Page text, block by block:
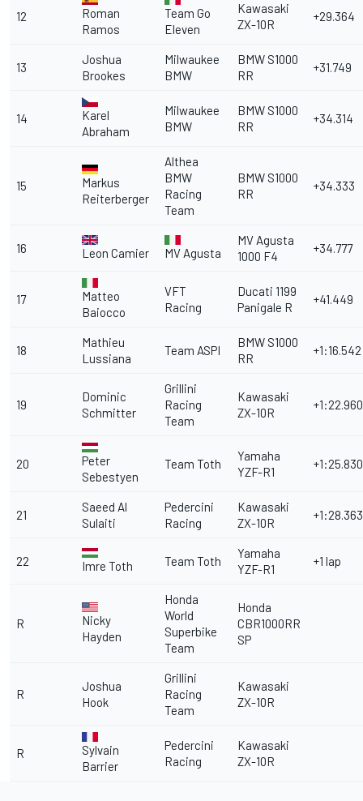
12
Roman
Ramos
Team Go
Eleven
Kawasaki
ZX-10R
+29.364
13
Joshua
Brookes
Milwaukee
BMW
BMW S1000
RR
+31.749
14
Karel
Abraham
Milwaukee
BMW
BMW S1000
RR
+34.314
15
Markus
Reiterberger
Althea
BMW
Racing
Team
BMW S1000
RR
+34.333
16 Leon Camier MV Agusta
MV Agusta
1000 F4
+34.777
17
Matteo
Baiocco
VFT
Racing
Ducati 1199
Panigale R
+41.449
18
Mathieu
Lussiana
Team ASPI
BMW S1000
RR
+1:16.542
19
Dominic
Schmitter
Grillini
Racing
Team
Kawasaki
ZX-10R
+1:22.960
20
Peter
Sebestyen
Team Toth
Yamaha
YZF-R1
+1:25.830
21
Saeed Al
Sulaiti
Pedercini
Racing
Kawasaki
ZX-10R
+1:28.363
22 Imre Toth Team Toth
Yamaha
YZF-R1
+1 lap
R
Nicky
Hayden
Honda
World
Superbike
Team
Honda
CBR1000RR
SP
R
Joshua
Hook
Grillini
Racing
Team
Kawasaki
ZX-10R
R
Sylvain
Barrier
Pedercini
Racing
Kawasaki
ZX-10R